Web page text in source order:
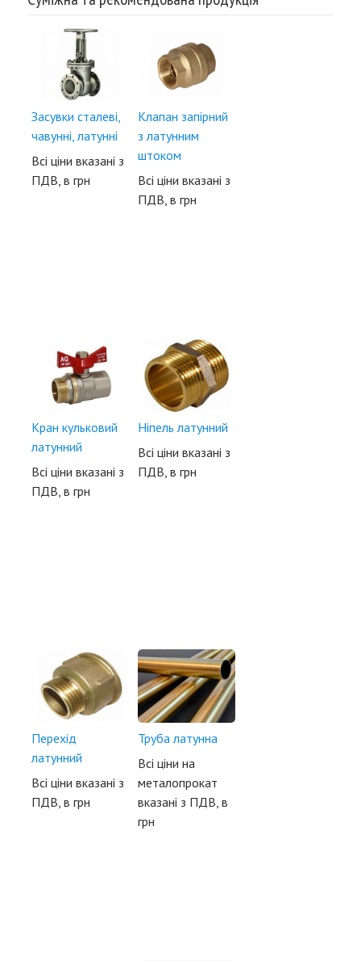
Засувки сталеві,
чавунні, латунні
Всі ціни вказані з
ПДВ, в грн
Клапан запірний
з латунним
штоком
Всі ціни вказані з
ПДВ, в грн
Кран кульковий
латунний
Всі ціни вказані з
ПДВ, в грн
Ніпель латунний
Всі ціни вказані з
ПДВ, в грн
Перехід
латунний
Всі ціни вказані з
ПДВ, в грн
Труба латунна
Всі ціни на
металопрокат
вказані з ПДВ, в
грн